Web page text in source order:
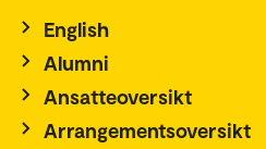
English
Alumni
Ansatteoversikt
Arrangementsoversikt